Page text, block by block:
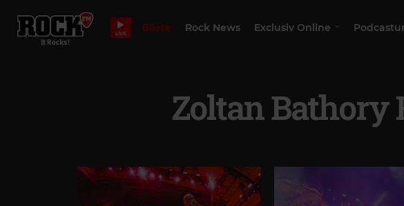
LIVE Bilete Rock News Exclusiv Online
Zoltan Bathory